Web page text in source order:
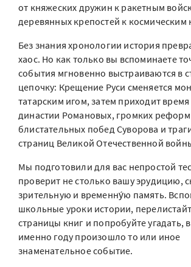
от княжеских дружин к ракетным
деревянных крепостей к космическим
Без знания хронологии история
хаос. Но как только вы вспоминаете
события мгновенно выстраиваются в
цепочку: Крещение Руси сменяется
татарским игом, затем приходит
династии Романовых, громких реформ
блистательных побед Суворова и
страниц Великой Отечественной
Мы подготовили для вас непростой
проверит не столько вашу эрудицию,
зрительную и временну́ю память.
школьные уроки истории,
страницы книг и попробуйте угадать,
именно году произошло то или иное
знаменательное событие.